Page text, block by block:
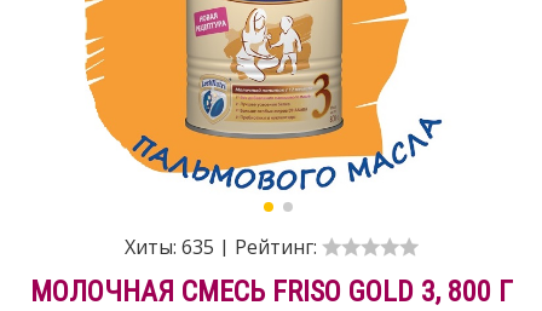
Хиты: 635 | Рейтинг:
МОЛОЧНАЯ СМЕСЬ FRISO GOLD 3, 800 Г